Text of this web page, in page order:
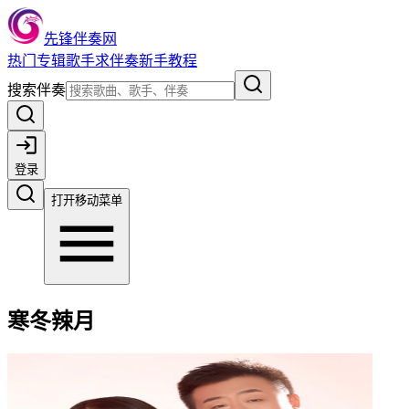
先锋伴奏网
热门 专辑歌手求伴奏新手教程
搜索伴奏
登录
打开移动菜单
寒冬辣月